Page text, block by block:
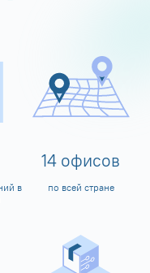
в
14 офисов
по всей стране